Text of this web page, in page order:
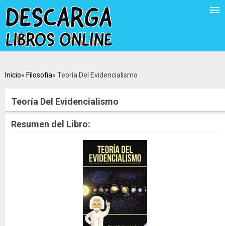
Inicio Filosofia Teoría Del Evidencialismo
Teoría Del Evidencialismo
Resumen del Libro: